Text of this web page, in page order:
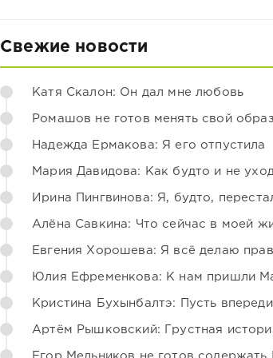
Свежие новости
Катя Скалон: Он дал мне любовь
Ромашов не готов менять свой
Надежда Ермакова: Я его отпустила
Мария Давидова: Как будто и не
Ирина Пингвинова: Я, будто,
Алёна Савкина: Что сейчас в моей
Евгения Хорошева: Я всё делаю
Юлия Ефременкова: К нам пришли
Кристина Бухынбалтэ: Пусть
Артём Рышковский: Грустная
Егор Мельников не готов содержать